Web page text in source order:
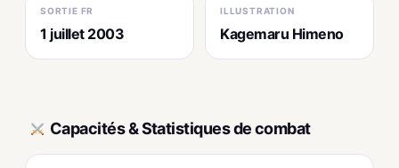
SORTIE FR
1 juillet 2003
ILLUSTRATION
Kagemaru Himeno
Capacités & Statistiques de combat